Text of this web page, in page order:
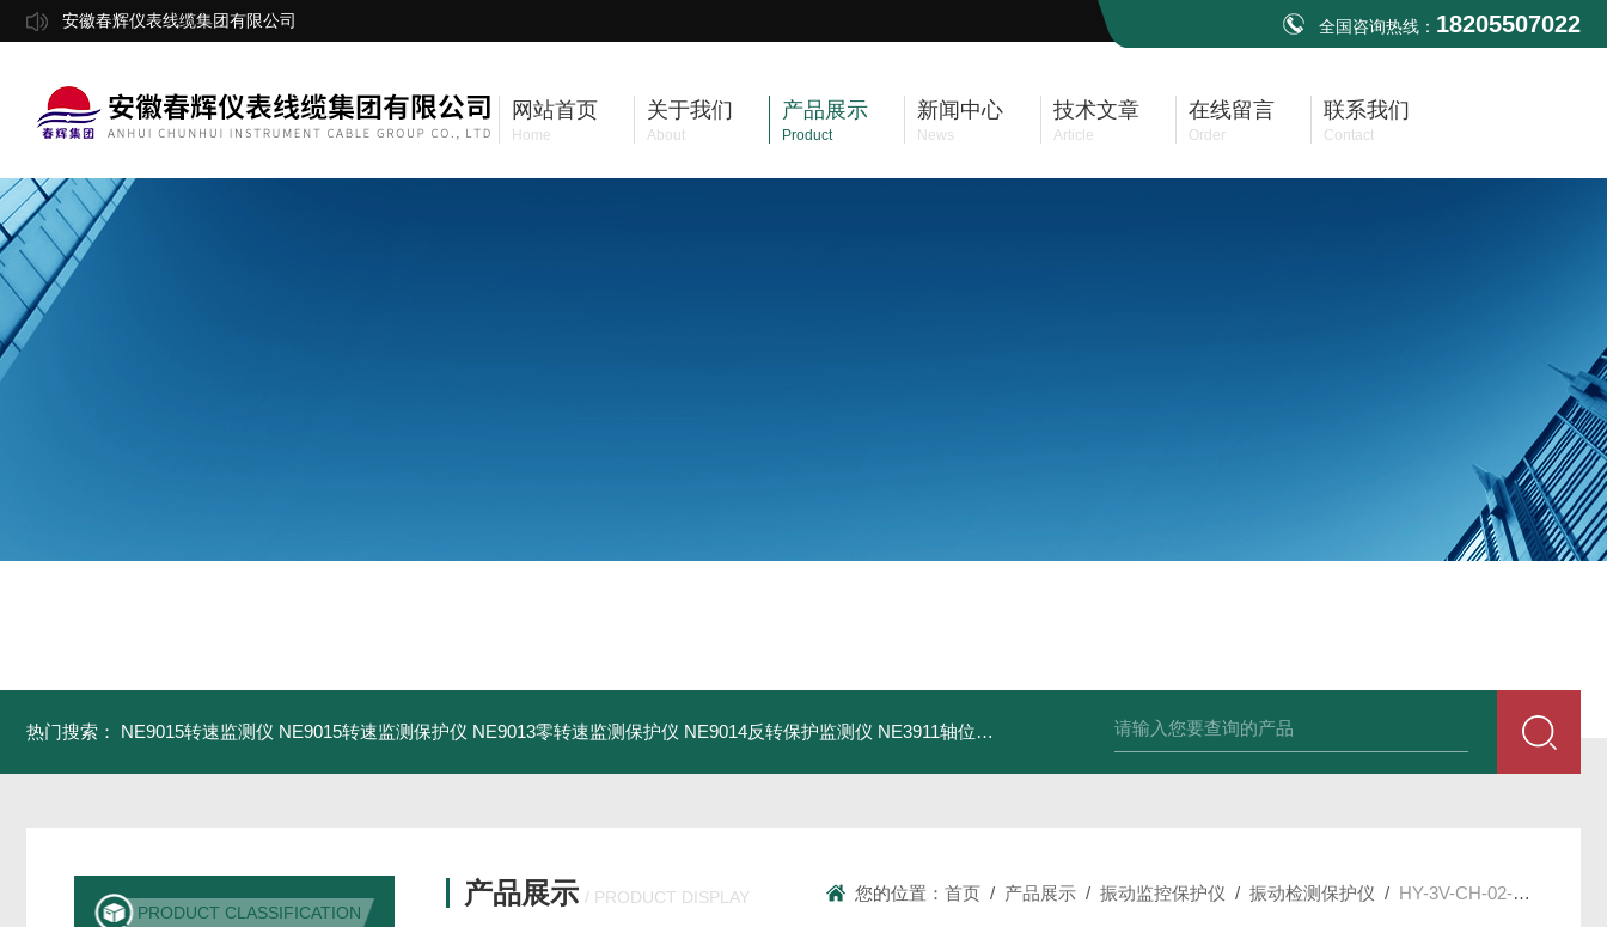
安徽春辉仪表线缆集团有限公司 全国咨询热线： 18205507022
网站首页
Home
关于我们
About
产品展示
Product
新闻中心
News
技术文章
Article
在线留言
Order
联系我们
Contact
热门搜索： NE9015转速监测仪 NE9015转速监测保护仪 NE9013零转速监测保护仪 NE9014反转保护监测仪 NE3911轴位移变送器 NE3931热膨胀变送器 NE3941E轴承振动速度变送器 NE3951E轴承
PRODUCT CLASSIFICATION
产品展示 / PRODUCT DISPLAY 您的位置：首页 / 产品展示 /振动监控保护仪 /振动检测保护仪 / HY-3V-CH-02-03-2-1轴瓦振动监测仪